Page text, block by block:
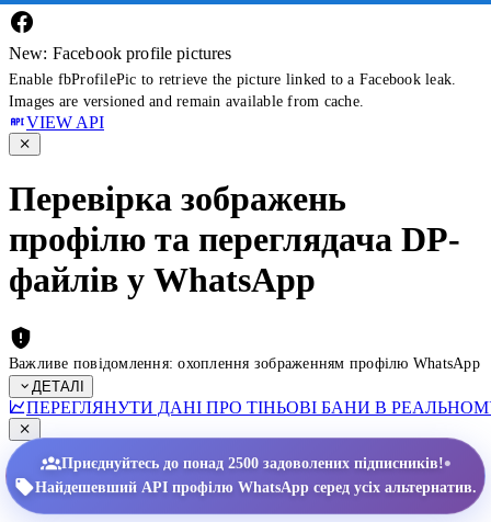
New: Facebook profile pictures
Enable fbProfilePic to retrieve the picture linked to a Facebook leak.
Images are versioned and remain available from cache.
VIEW API
Перевірка зображень
профілю та переглядача DP-
файлів у WhatsApp
Важливе повідомлення: охоплення зображенням профілю WhatsApp
ДЕТАЛІ
ПЕРЕГЛЯНУТИ ДАНІ ПРО ТІНЬОВІ БАНИ В
Приєднуйтесь до понад 2500 задоволених підписників!•
Найдешевший API профілю WhatsApp серед усіх альтернатив.